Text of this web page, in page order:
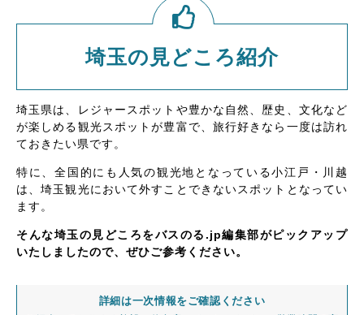
埼玉の見どころ紹介
埼玉県は、レジャースポットや豊かな自然、歴史、文化など
が楽しめる観光スポットが豊富で、旅行好きなら一度は訪れ
ておきたい県です。
特に、全国的にも人気の観光地となっている小江戸・川越
は、埼玉観光において外すことできないスポットとなってい
ます。
そんな埼玉の見どころをバスのる.jp編集部がピックアップ
いたしましたので、ぜひご参考ください。
詳細は一次情報をご確認ください